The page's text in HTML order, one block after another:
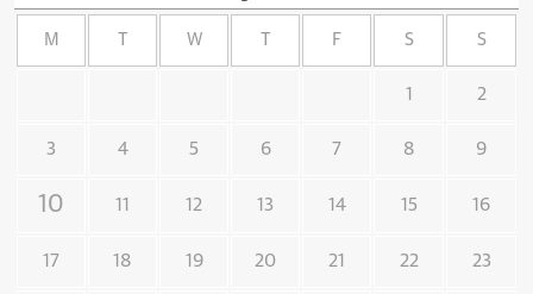
M W F S S
1 2
3 4 5 6 7 8 9
10 11 12 13 14 15 16
17 18 19 20 21 22 23